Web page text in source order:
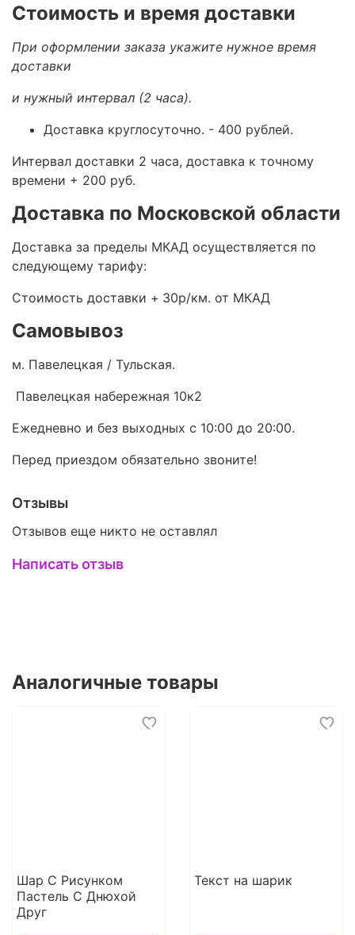
Стоимость и время доставки
При оформлении заказа укажите нужное время
доставки
и нужный интервал (2 часа).
Доставка круглосуточно. - 400 рублей.
Интервал доставки 2 часа, доставка к точному
времени + 200 руб.
Доставка по Московской области
Доставка за пределы МКАД осуществляется по
следующему тарифу:
Стоимость доставки + 30р/км. от МКАД
Самовывоз
м. Павелецкая / Тульская.
Павелецкая набережная 10к2
Ежедневно и без выходных с 10:00 до 20:00.
Перед приездом обязательно звоните!
Отзывы
Отзывов еще никто не оставлял
Написать отзыв
Аналогичные товары
Шар С Рисунком
Пастель С Днюхой
Друг
Текст на шарик